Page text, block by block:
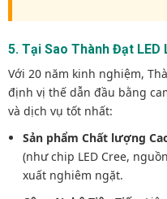
5. Tại Sao Thành Đạt
Với 20 năm kinh nghiệm,
định vị thế dẫn đầu bằng
và dịch vụ tốt nhất:
Sản phẩm Chất lượng
(như chip LED Cree,
xuất nghiêm ngặt.